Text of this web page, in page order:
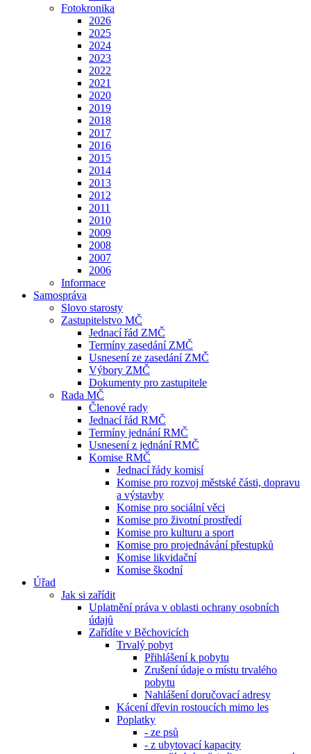
Fotokronika
2026
2025
2024
2023
2022
2021
2020
2019
2018
2017
2016
2015
2014
2013
2012
2011
2010
2009
2008
2007
2006
Informace
Samospráva
Slovo starosty
Zastupitelstvo MČ
Jednací řád ZMČ
Termíny zasedání ZMČ
Usnesení ze zasedání ZMČ
Výbory ZMČ
Dokumenty pro zastupitele
Rada MČ
Členové rady
Jednací řád RMČ
Termíny jednání RMČ
Usnesení z jednání RMČ
Komise RMČ
Jednací řády komisí
Komise pro rozvoj městské části, dopravu
a výstavby
Komise pro sociální věci
Komise pro životní prostředí
Komise pro kulturu a sport
Komise pro projednávání přestupků
Komise likvidační
Komise škodní
Úřad
Jak si zařídit
Uplatnění práva v oblasti ochrany osobních
údajů
Zařídíte v Běchovicích
Trvalý pobyt
Přihlášení k pobytu
Zrušení údaje o místu trvalého
pobytu
Nahlášení doručovací adresy
Kácení dřevin rostoucích mimo les
Poplatky
- ze psů
- z ubytovací kapacity